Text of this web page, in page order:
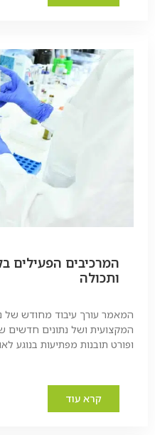
המרכיבים הפעילים
ותכולה
המאמר עורך עיבוד מחודש של
המקצועית ושל נתונים חדשים
ופורט תובנות מפתיעות בנוגע
קרא עוד